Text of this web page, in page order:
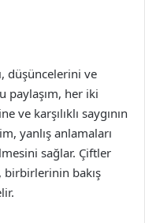
düşüncelerini ve
paylaşım, her iki
ve karşılıklı saygının
yanlış anlamaları
sağlar. Çiftler
birbirlerinin bakış